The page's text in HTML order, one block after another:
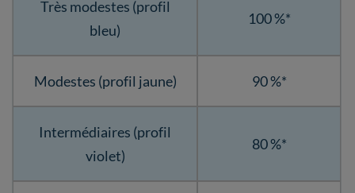
Très modestes (profil
bleu)
100 %*
Modestes (profil jaune) 90 %*
Intermédiaires (profil
violet)
80 %*